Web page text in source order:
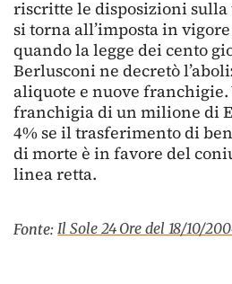
riscritte le disposizioni sulla
si torna all’imposta in
quando la legge dei cento
Berlusconi ne decretò
aliquote e nuove
franchigia di un milione di
4% se il trasferimento di
di morte è in favore del
linea retta.
Fonte: Il Sole 24 Ore del 18/10/